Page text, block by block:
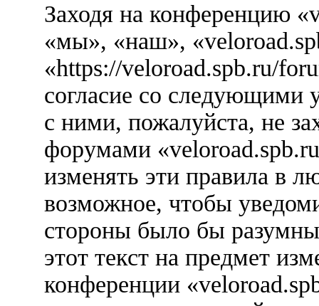
Заходя на конференцию
«мы», «наш»,
«https://veloroad.spb.ru/
согласие со следующими
с ними, пожалуйста, не
форумами
изменять эти правила в
возможное, чтобы
стороны было бы
этот текст на предмет
конференции